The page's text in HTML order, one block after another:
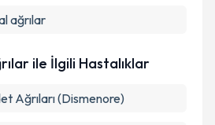
ağrılar
ile İlgili Hastalıklar
Ağrıları (Dismenore)